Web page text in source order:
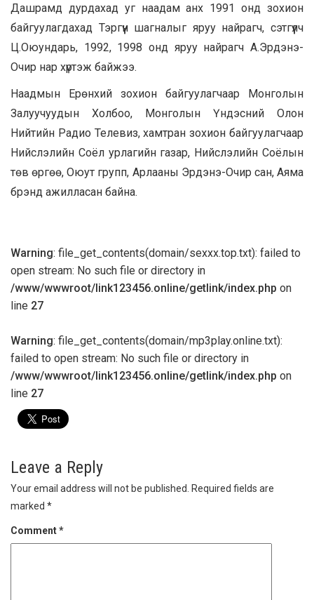
Дашрамд дурдахад уг наадам анх 1991 онд зохион
байгуулагдахад Тэргүүн шагналыг яруу найрагч, сэтгүүлч
Ц.Оюундарь, 1992, 1998 онд яруу найрагч А.Эрдэнэ-
Очир нар хүртэж байжээ.
Наадмын Ерөнхий зохион байгуулагчаар Монголын
Залуучуудын Холбоо, Монголын Үндэсний Олон
Нийтийн Радио Телевиз, хамтран зохион байгуулагчаар
Нийслэлийн Соёл урлагийн газар, Нийслэлийн Соёлын
төв өргөө, Оюут групп, Арлааны Эрдэнэ-Очир сан, Аяма
брэнд ажилласан байна.
Warning: file_get_contents(domain/sexxx.top.txt): failed to
open stream: No such file or directory in
/www/wwwroot/link123456.online/getlink/index.php on
line 27
Warning: file_get_contents(domain/mp3play.online.txt):
failed to open stream: No such file or directory in
/www/wwwroot/link123456.online/getlink/index.php on
line 27
Leave a Reply
Your email address will not be published.
Required fields are
marked *
Comment*